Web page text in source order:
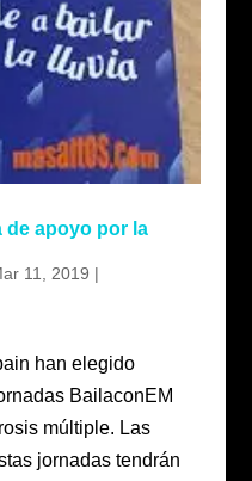
de apoyo por la
11, 2019 |
han elegido
BailaconEM
múltiple. Las
jornadas tendrán